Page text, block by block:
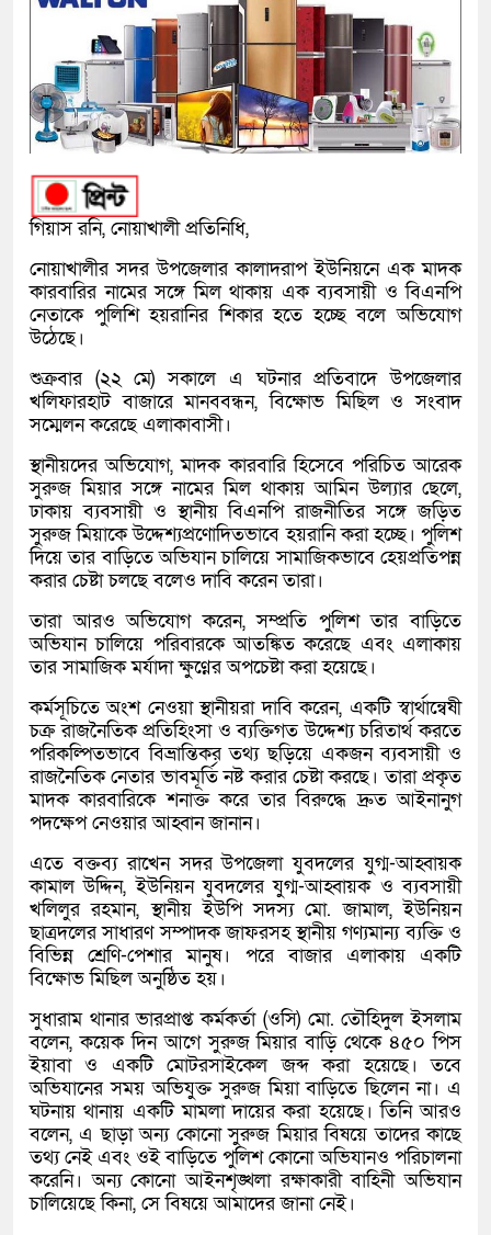
গিয়াস রনি, নোয়াখালী প্রতিনিধি,
নোয়াখালীর সদর উপজেলার কালাদরাপ ইউনিয়নে এক মাদক
কারবারির নামের সঙ্গে মিল থাকায় এক ব্যবসায়ী ও বিএনপি
নেতাকে পুলিশি হয়রানির শিকার হতে হচ্ছে বলে অভিযোগ
উঠেছে।
শুক্রবার (২২ মে) সকালে এ ঘটনার প্রতিবাদে উপজেলার
খলিফারহাট বাজারে মানববন্ধন, বিক্ষোভ মিছিল ও সংবাদ
সম্মেলন করেছে এলাকাবাসী।
স্থানীয়দের অভিযোগ, মাদক কারবারি হিসেবে পরিচিত আরেক
সুরুজ মিয়ার সঙ্গে নামের মিল থাকায় আমিন উল্যার ছেলে,
ঢাকায় ব্যবসায়ী ও স্থানীয় বিএনপি রাজনীতির সঙ্গে জড়িত
সুরুজ মিয়াকে উদ্দেশ্যপ্রণোদিতভাবে হয়রানি করা হচ্ছে। পুলিশ
দিয়ে তার বাড়িতে অভিযান চালিয়ে সামাজিকভাবে হেয়প্রতিপন্ন
করার চেষ্টা চলছে বলেও দাবি করেন তারা।
তারা আরও অভিযোগ করেন, সম্প্রতি পুলিশ তার বাড়িতে
অভিযান চালিয়ে পরিবারকে আতঙ্কিত করেছে এবং এলাকায়
তার সামাজিক মর্যাদা ক্ষুণ্নের অপচেষ্টা করা হয়েছে।
কর্মসূচিতে অংশ নেওয়া স্থানীয়রা দাবি করেন, একটি স্বার্থান্বেষী
চক্র রাজনৈতিক প্রতিহিংসা ও ব্যক্তিগত উদ্দেশ্য চরিতার্থ করতে
পরিকল্পিতভাবে বিভ্রান্তিকর তথ্য ছড়িয়ে একজন ব্যবসায়ী ও
রাজনৈতিক নেতার ভাবমূর্তি নষ্ট করার চেষ্টা করছে। তারা প্রকৃত
মাদক কারবারিকে শনাক্ত করে তার বিরুদ্ধে দ্রুত আইনানুগ
পদক্ষেপ নেওয়ার আহ্বান জানান।
এতে বক্তব্য রাখেন সদর উপজেলা যুবদলের যুগ্ম-আহ্বায়ক
কামাল উদ্দিন, ইউনিয়ন যুবদলের যুগ্ম-আহ্বায়ক ও ব্যবসায়ী
খলিলুর রহমান, স্থানীয় ইউপি সদস্য মো. জামাল, ইউনিয়ন
ছাত্রদলের সাধারণ সম্পাদক জাফরসহ স্থানীয় গণ্যমান্য ব্যক্তি ও
বিভিন্ন শ্রেণি-পেশার মানুষ। পরে বাজার এলাকায় একটি
বিক্ষোভ মিছিল অনুষ্ঠিত হয়।
সুধারাম থানার ভারপ্রাপ্ত কর্মকর্তা (ওসি) মো. তৌহিদুল ইসলাম
বলেন, কয়েক দিন আগে সুরুজ মিয়ার বাড়ি থেকে ৪৫০ পিস
ইয়াবা ও একটি মোটরসাইকেল জব্দ করা হয়েছে। তবে
অভিযানের সময় অভিযুক্ত সুরুজ মিয়া বাড়িতে ছিলেন না। এ
ঘটনায় থানায় একটি মামলা দায়ের করা হয়েছে। তিনি আরও
বলেন, এ ছাড়া অন্য কোনো সুরুজ মিয়ার বিষয়ে তাদের কাছে
তথ্য নেই এবং ওই বাড়িতে পুলিশ কোনো অভিযানও পরিচালনা
করেনি। অন্য কোনো আইনশৃঙ্খলা রক্ষাকারী বাহিনী অভিযান
চালিয়েছে কিনা, সে বিষয়ে আমাদের জানা নেই।